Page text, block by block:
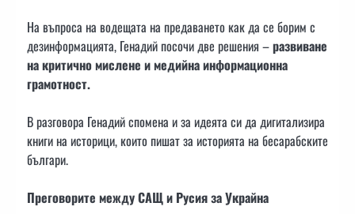
На въпроса на водещата на предаването как да се борим с
дезинформацията, Генадий посочи две решения –развиване
на критично мислене и медийна информационна
грамотност.
В разговора Генадий спомена и за идеята си да дигитализира
книги на историци, които пишат за историята на бесарабските
българи.
Преговорите между САЩ и Русия за Украйна